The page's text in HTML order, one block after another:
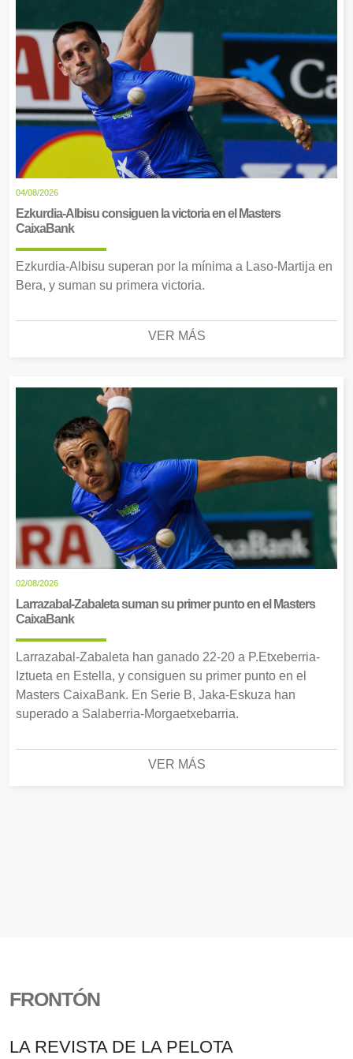
04/08/2026
Ezkurdia-Albisu consiguen la victoria en el Masters
CaixaBank
Ezkurdia-Albisu superan por la mínima a Laso-Martija en
Bera, y suman su primera victoria.
VER MÁS
02/08/2026
Larrazabal-Zabaleta suman su primer punto en el Masters
CaixaBank
Larrazabal-Zabaleta han ganado 22-20 a P.Etxeberria-
Iztueta en Estella, y consiguen su primer punto en el
Masters CaixaBank. En Serie B, Jaka-Eskuza han
superado a Salaberria-Morgaetxebarria.
VER MÁS
FRONTÓN
LA REVISTA DE LA PELOTA